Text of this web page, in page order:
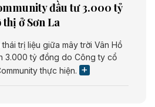
đầu tư 3.000 tỷ
ở Sơn La
trị liệu giữa mây trời Vân Hồ
3.000 tỷ đồng do Công ty cổ
thực hiện.